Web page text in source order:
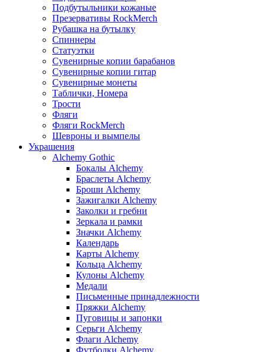
Подбутыльники кожаные
Презервативы RockMerch
Рубашка на бутылку
Спиннеры
Статуэтки
Сувенирные копии барабанов
Сувенирные копии гитар
Сувенирные монеты
Таблички, Номера
Трости
Фляги
Фляги RockMerch
Шевроны и вымпелы
Украшения
Alchemy Gothic
Бокалы Alchemy
Браслеты Alchemy
Броши Alchemy
Зажигалки Alchemy
Заколки и гребни
Зеркала и рамки
Значки Alchemy
Календарь
Карты Alchemy
Кольца Alchemy
Кулоны Alchemy
Медали
Письменные принадлежности
Пряжки Alchemy
Пуговицы и запонки
Серьги Alchemy
Флаги Alchemy
Футболки Alchemy